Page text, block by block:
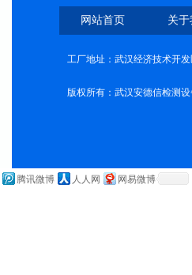
网站首页 关
工厂地址：武汉经济技术开
版权所有：武汉安德信检测
腾讯微博 人人网 网易微博